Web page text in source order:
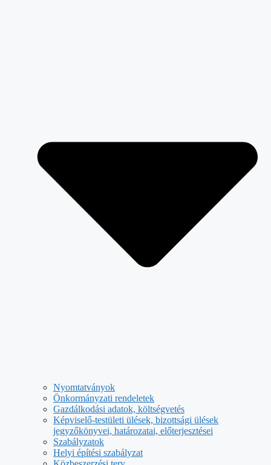
Nyomtatványok
Önkormányzati rendeletek
Gazdálkodási adatok, költségvetés
Képviselő-testületi ülések, bizottsági ülések
jegyzőkönyvei, határozatai, előterjesztései
Szabályzatok
Helyi építési szabályzat